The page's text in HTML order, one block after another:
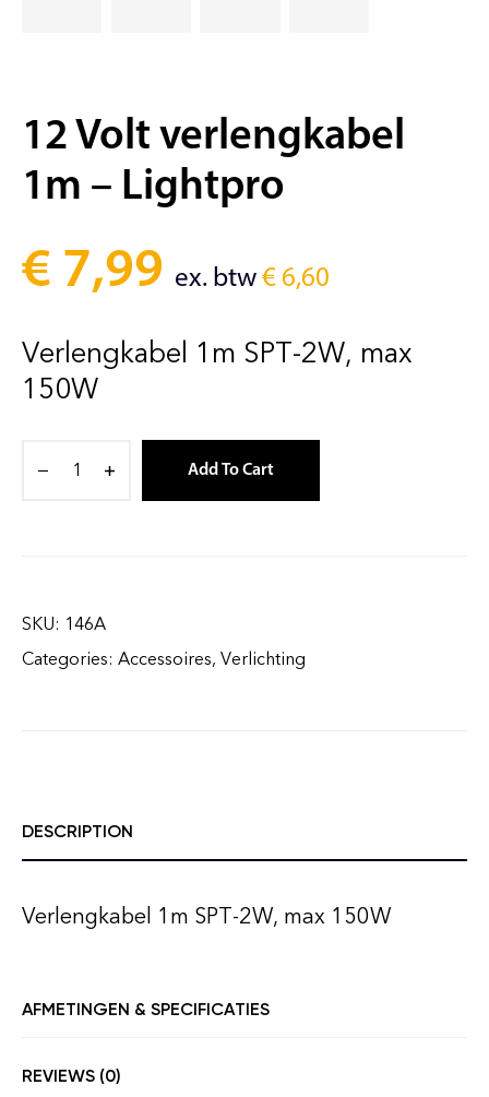
12 Volt verlengkabel
1m – Lightpro
€ 7,99 ex. btw € 6,60
Verlengkabel 1m SPT-2W, max
150W
Add To Cart
SKU: 146A
Categories: Accessoires, Verlichting
DESCRIPTION
Verlengkabel 1m SPT-2W, max 150W
AFMETINGEN & SPECIFICATIES
REVIEWS (0)